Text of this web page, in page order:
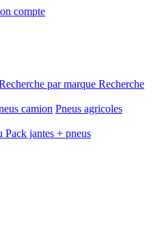
compte
par marque Recherche
camion Pneus agricoles
Pack jantes + pneus